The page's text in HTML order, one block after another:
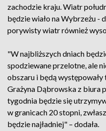
zachodzie kraju. Wiatr
będzie wiało na Wybrzeżu -
porywisty wiatr również
"W najbliższych dniach
spodziewane przelotne, ale
obszaru i będą
Grażyna Dąbrowska z biura
tygodnia będzie się
w granicach 20 stopni,
będzie najładniej" – dodała.